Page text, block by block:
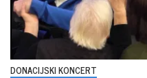
DONACIJSKI KONCERT